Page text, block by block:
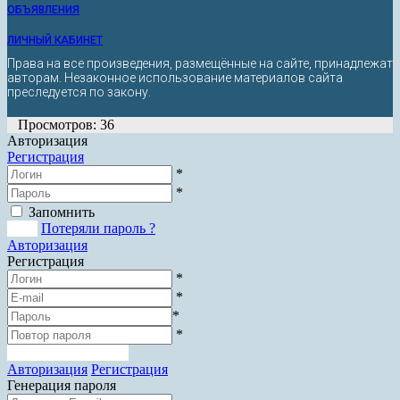
ОБЪЯВЛЕНИЯ
ЛИЧНЫЙ КАБИНЕТ
Права на все произведения, размещённые на сайте, принадлежат
авторам. Незаконное использование материалов сайта
преследуется по закону.
Просмотров: 36
Авторизация
Регистрация
*
*
Запомнить
Потеряли пароль ?
Авторизация
Регистрация
*
*
*
*
Авторизация Регистрация
Генерация пароля